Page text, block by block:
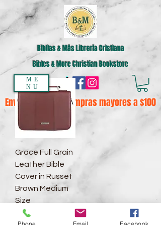
ME
NU
Biblias & Más Librería Cristiana
Bibles & More Christian Bookstore
Envíos gratis en compras mayores a $100
Grace Full Grain
Leather Bible
Cover in Russet
Brown Medium
Size
Precio
$44.99
Phone Email Facebook